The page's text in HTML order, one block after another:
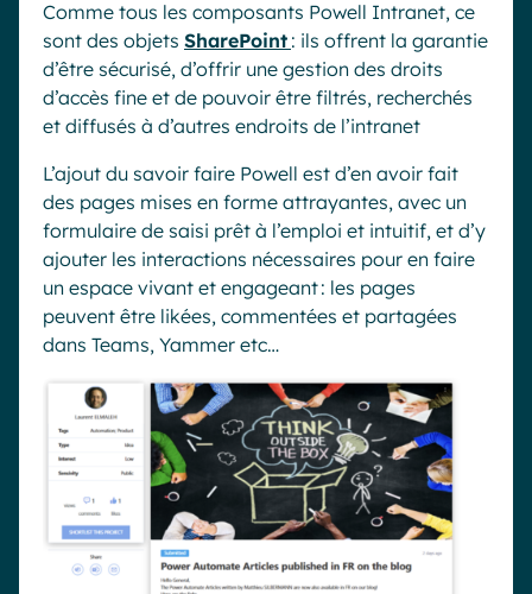
Comme tous les composants Powell Intranet, ce
sont des objets SharePoint : ils offrent la garantie
d’être sécurisé, d’offrir une gestion des droits
d’accès fine et de pouvoir être filtrés, recherchés
et diffusés à d’autres endroits de l’intranet
L’ajout du savoir faire Powell est d’en avoir fait
des pages mises en forme attrayantes, avec un
formulaire de saisi prêt à l’emploi et intuitif, et d’y
ajouter les interactions nécessaires pour en faire
un espace vivant et engageant : les pages
peuvent être likées, commentées et partagées
dans Teams, Yammer etc…